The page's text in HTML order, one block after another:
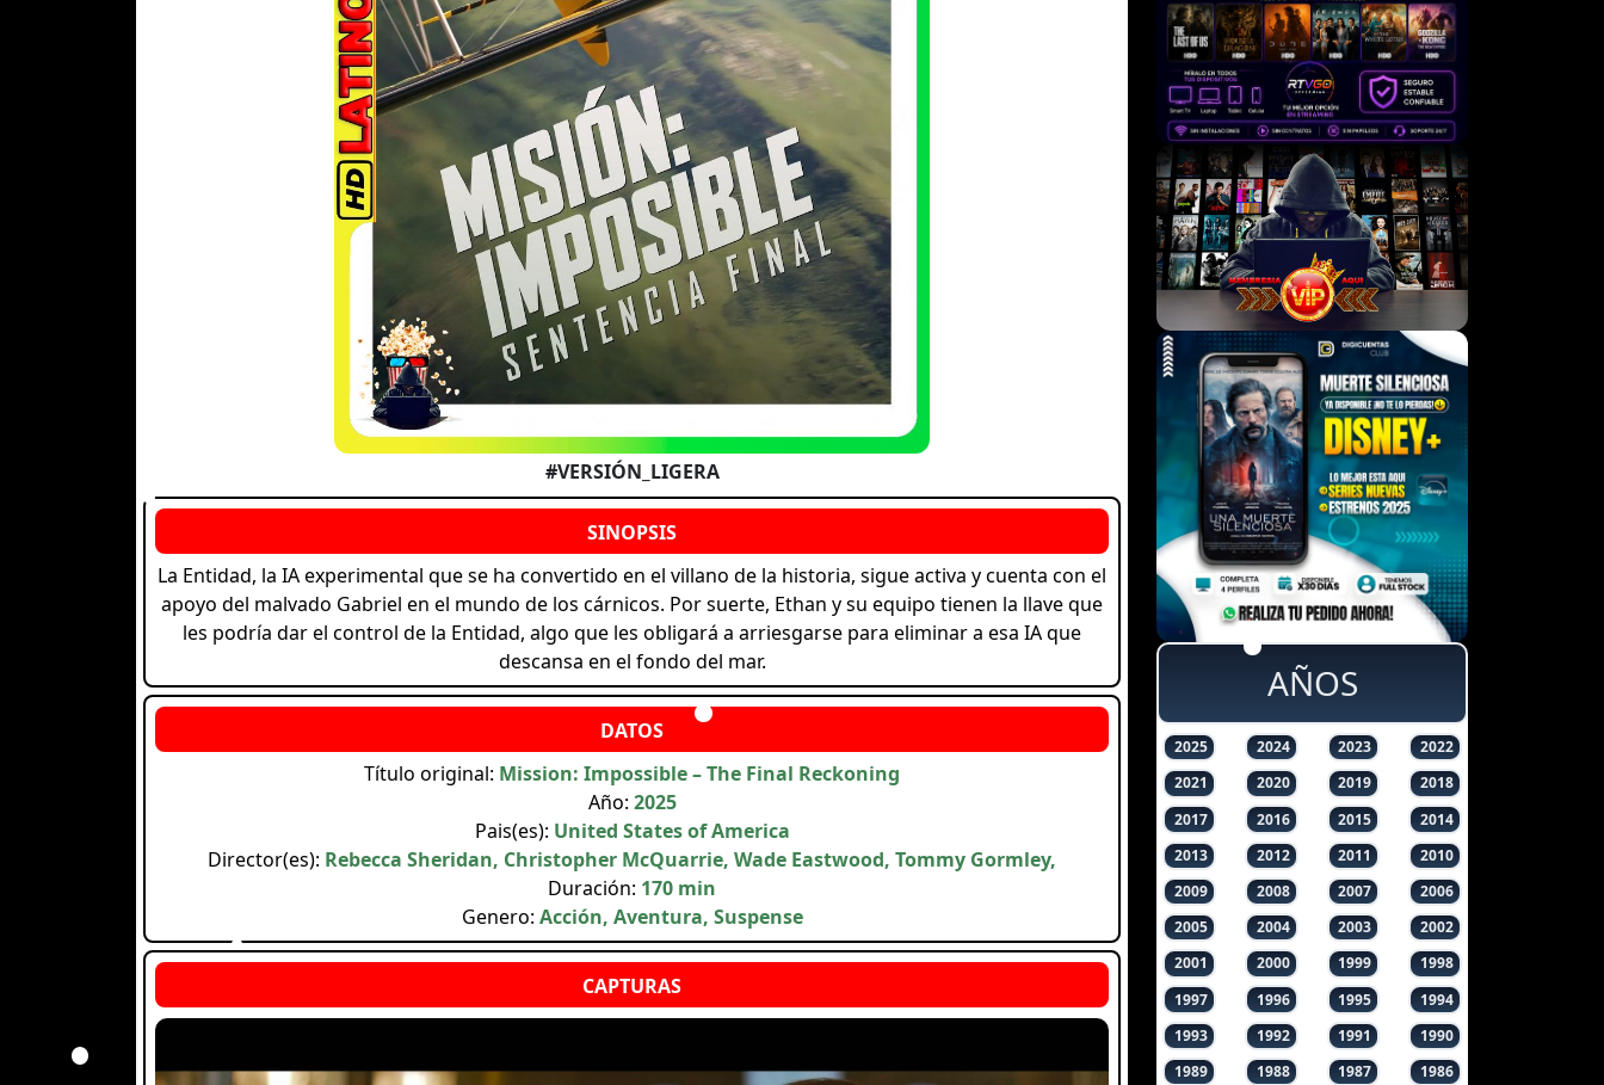
#VERSIÓN_LIGERA
La Entidad, la IA experimental que se ha convertido en el villano de la historia, sigue activa y cuenta con el
apoyo del malvado Gabriel en el mundo de los cárnicos. Por suerte, Ethan y su equipo tienen la llave que
les podría dar el control de la Entidad, algo que les obligará a arriesgarse para eliminar a esa IA que
descansa en el fondo del mar.
Título original: Mission: Impossible – The Final Reckoning
Año: 2025
Pais(es): United States of America
Director(es): Rebecca Sheridan, Christopher McQuarrie, Wade Eastwood, Tommy Gormley,
Duración: 170 min
Genero: Acción, Aventura, Suspense
AÑOS
2025 2024 2023
2022
2021
2020 2019
2018
2017
2016 2015
2014
2013
2012 2011
2010
2009
2008 2007
2006
2005
2004 2003
2002
2001
2000 1999
1998
1997
1996 1995
1994
1993
1992 1991
1990
1989
1988 1987
1986